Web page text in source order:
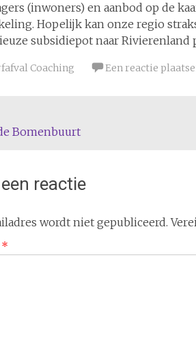
(inwoners) en aanbod op de
Hopelijk kan onze regio
subsidiepot naar Rivierenland
Coaching Een reactie
Bomenbuurt
reactie
wordt niet gepubliceerd.
*